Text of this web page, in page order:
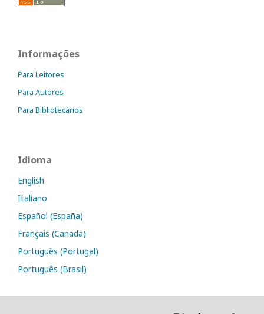
Informações
Para Leitores
Para Autores
Para Bibliotecários
Idioma
English
Italiano
Español (España)
Français (Canada)
Português (Portugal)
Português (Brasil)